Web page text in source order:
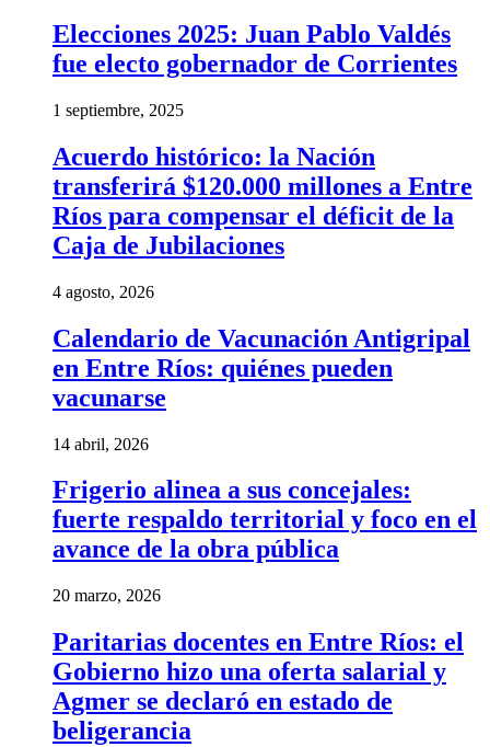
Elecciones 2025: Juan Pablo Valdés
fue electo gobernador de Corrientes
1 septiembre, 2025
Acuerdo histórico: la Nación
transferirá $120.000 millones a Entre
Ríos para compensar el déficit de la
Caja de Jubilaciones
4 agosto, 2026
Calendario de Vacunación Antigripal
en Entre Ríos: quiénes pueden
vacunarse
14 abril, 2026
Frigerio alinea a sus concejales:
fuerte respaldo territorial y foco en el
avance de la obra pública
20 marzo, 2026
Paritarias docentes en Entre Ríos: el
Gobierno hizo una oferta salarial y
Agmer se declaró en estado de
beligerancia